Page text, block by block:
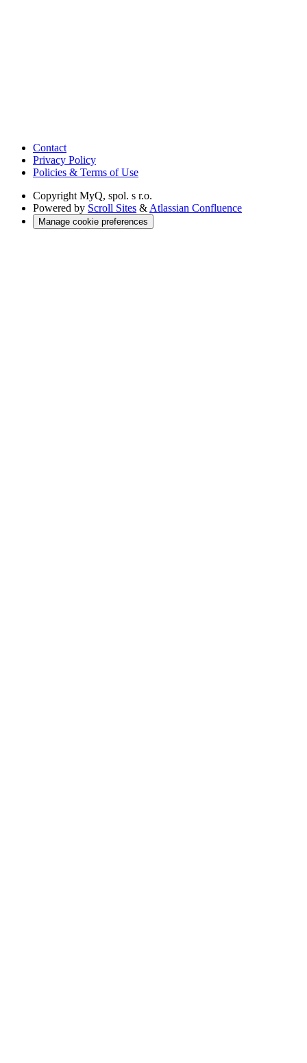
Contact
Privacy Policy
Policies & Terms of Use
Copyright MyQ, spol. s r.o.
Powered by Scroll Sites & Atlassian Confluence
Manage cookie preferences